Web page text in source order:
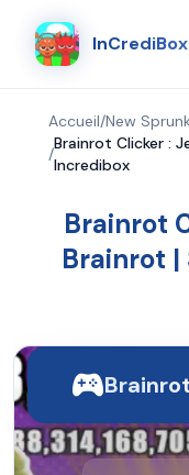
Accueil/New
/
Brainrot Clicker :
Incredibox
Brainrot
Brainrot